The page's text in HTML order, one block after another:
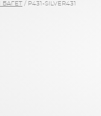
/ P431-SILVER431